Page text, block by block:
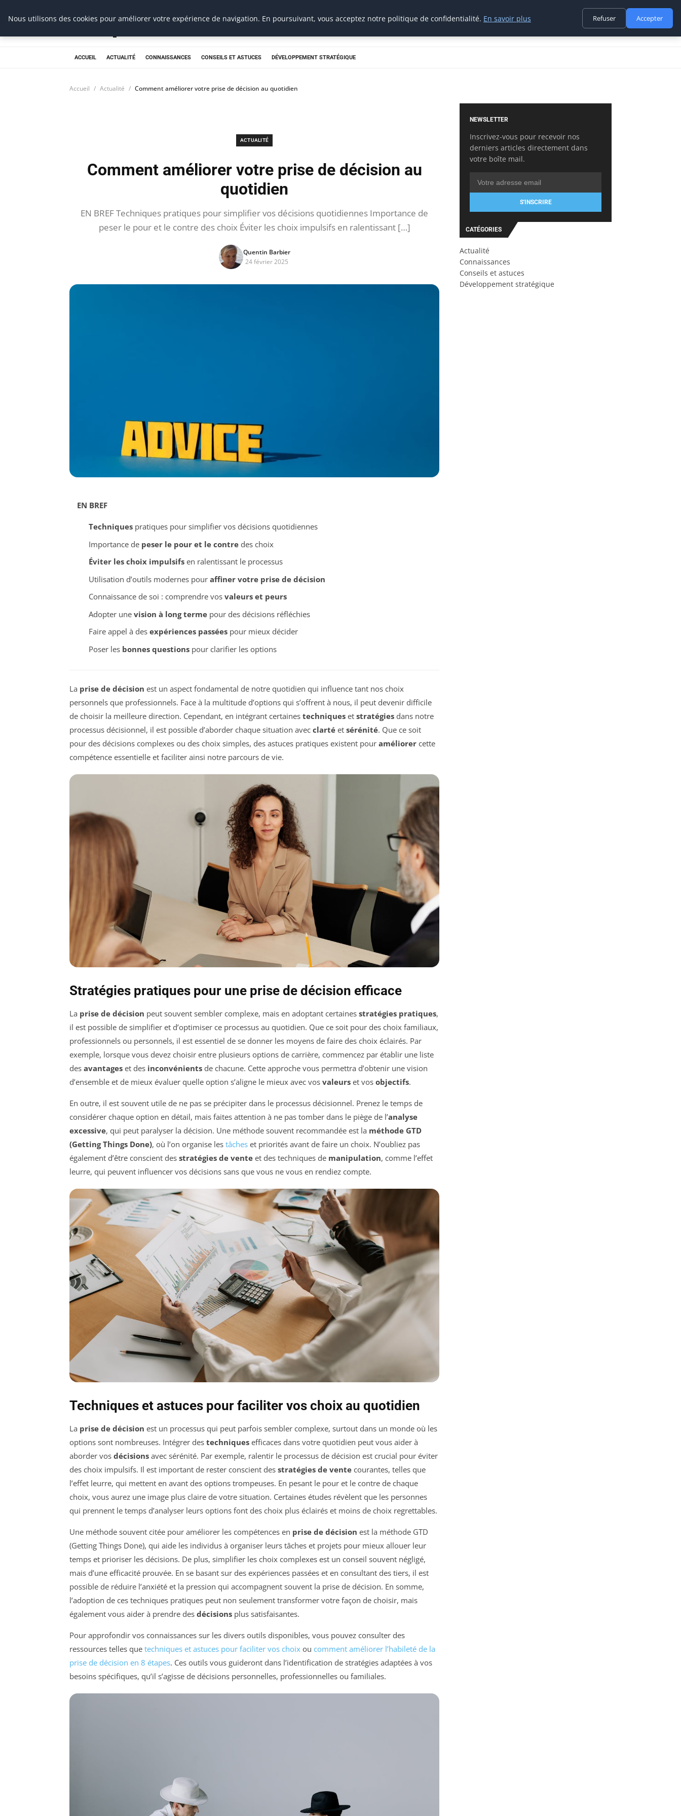
Prospection Pro
ACCUEIL ACTUALITÉ CONNAISSANCES CONSEILS ET ASTUCES DÉVELOPPEMENT STRATÉGIQUE
Accueil Actualité Comment améliorer votre prise de décision au quotidien
ACTUALITÉ
Comment améliorer votre prise de décision au
quotidien
EN BREF Techniques pratiques pour simplifier vos décisions quotidiennes Importance de
peser le pour et le contre des choix Éviter les choix impulsifs en ralentissant […]
Quentin Barbier
24 février 2025
EN BREF
Techniquespratiques pour simplifier vos décisions quotidiennes
Importance de peser le pour et le contredes choix
Éviter les choix impulsifsen ralentissant le processus
Utilisation d’outils modernes pour affiner votre prise de décision
Connaissance de soi : comprendre vos valeurs et peurs
Adopter une vision à long termepour des décisions réfléchies
Faire appel à des expériences passéespour mieux décider
Poser les bonnes questionspour clarifier les options
La prise de décision est un aspect fondamental de notre quotidien qui influence tant nos choix
personnels que professionnels. Face à la multitude d’options qui s’offrent à nous, il peut devenir difficile
de choisir la meilleure direction. Cependant, en intégrant certaines techniques et stratégies dans notre
processus décisionnel, il est possible d’aborder chaque situation avec clarté et sérénité. Que ce soit
pour des décisions complexes ou des choix simples, des astuces pratiques existent pour améliorer cette
compétence essentielle et faciliter ainsi notre parcours de vie.
Stratégies pratiques pour une prise de décision efficace
La prise de décision peut souvent sembler complexe, mais en adoptant certaines stratégies pratiques,
il est possible de simplifier et d’optimiser ce processus au quotidien. Que ce soit pour des choix familiaux,
professionnels ou personnels, il est essentiel de se donner les moyens de faire des choix éclairés. Par
exemple, lorsque vous devez choisir entre plusieurs options de carrière, commencez par établir une liste
des avantages et des inconvénients de chacune. Cette approche vous permettra d’obtenir une vision
d’ensemble et de mieux évaluer quelle option s’aligne le mieux avec vos valeurs et vos objectifs.
En outre, il est souvent utile de ne pas se précipiter dans le processus décisionnel. Prenez le temps de
considérer chaque option en détail, mais faites attention à ne pas tomber dans le piège de l’analyse
excessive, qui peut paralyser la décision. Une méthode souvent recommandée est la méthode GTD
(Getting Things Done), où l’on organise les tâches et priorités avant de faire un choix. N’oubliez pas
également d’être conscient des stratégies de vente et des techniques de manipulation, comme l’effet
leurre, qui peuvent influencer vos décisions sans que vous ne vous en rendiez compte.
Techniques et astuces pour faciliter vos choix au quotidien
La prise de décision est un processus qui peut parfois sembler complexe, surtout dans un monde où les
options sont nombreuses. Intégrer des techniques efficaces dans votre quotidien peut vous aider à
aborder vos décisions avec sérénité. Par exemple, ralentir le processus de décision est crucial pour éviter
des choix impulsifs. Il est important de rester conscient des stratégies de vente courantes, telles que
l’effet leurre, qui mettent en avant des options trompeuses. En pesant le pour et le contre de chaque
choix, vous aurez une image plus claire de votre situation. Certaines études révèlent que les personnes
qui prennent le temps d’analyser leurs options font des choix plus éclairés et moins de choix regrettables.
Une méthode souvent citée pour améliorer les compétences en prise de décision est la méthode GTD
(Getting Things Done), qui aide les individus à organiser leurs tâches et projets pour mieux allouer leur
temps et prioriser les décisions. De plus, simplifier les choix complexes est un conseil souvent négligé,
mais d’une efficacité prouvée. En se basant sur des expériences passées et en consultant des tiers, il est
possible de réduire l’anxiété et la pression qui accompagnent souvent la prise de décision. En somme,
l’adoption de ces techniques pratiques peut non seulement transformer votre façon de choisir, mais
également vous aider à prendre des décisions plus satisfaisantes.
Pour approfondir vos connaissances sur les divers outils disponibles, vous pouvez consulter des
ressources telles que techniques et astuces pour faciliter vos choix ou comment améliorer l’habileté de la
prise de décision en 8 étapes. Ces outils vous guideront dans l’identification de stratégies adaptées à vos
besoins spécifiques, qu’il s’agisse de décisions personnelles, professionnelles ou familiales.
NEWSLETTER
Inscrivez-vous pour recevoir nos
derniers articles directement dans
votre boîte mail.
S'INSCRIRE
CATÉGORIES
Actualité
Connaissances
Conseils et astuces
Développement stratégique
Nous utilisons des cookies pour améliorer votre expérience de navigation. En poursuivant, vous acceptez notre politique de confidentialité. En savoir plus Refuser Accepter